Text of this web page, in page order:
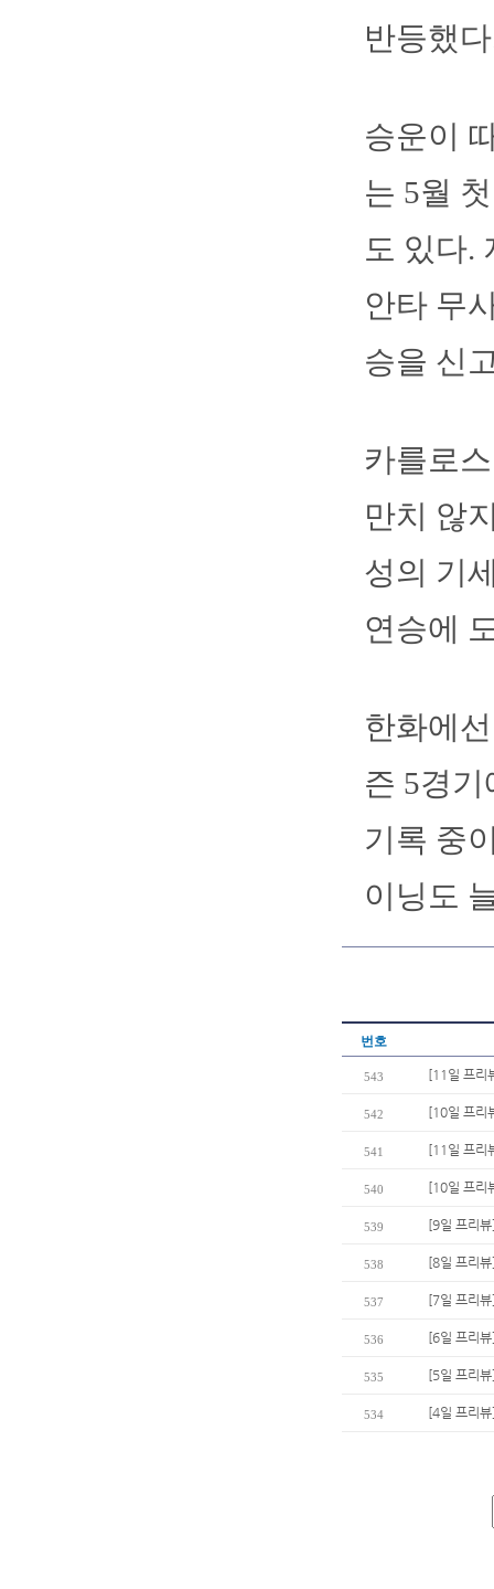
반등했
승운이
는 5월
도 있다.
안타 무
승을 신
카를로
만치 않
성의 기
연승에
한화에
즌 5경
기록 중
이닝도
번호
543 [11일 프리
542 [10일 프리
541 [11일 프리
540 [10일 프리
539 [9일 프리
538 [8일 프리
537 [7일 프리
536 [6일 프리
535 [5일 프리
534 [4일 프리